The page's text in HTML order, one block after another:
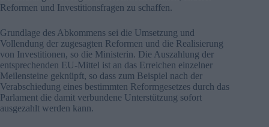
Reformen und Investitionsfragen zu schaffen.
Grundlage des Abkommens sei die Umsetzung und
Vollendung der zugesagten Reformen und die Realisierung
von Investitionen, so die Ministerin. Die Auszahlung der
entsprechenden EU-Mittel ist an das Erreichen einzelner
Meilensteine geknüpft, so dass zum Beispiel nach der
Verabschiedung eines bestimmten Reformgesetzes durch das
Parlament die damit verbundene Unterstützung sofort
ausgezahlt werden kann.